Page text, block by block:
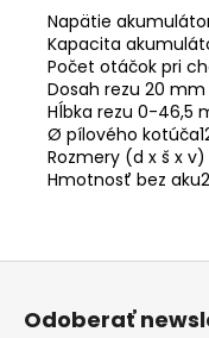
Napätie
Kapacita
Počet otáčok pri
Dosah rezu 20 mm
Hĺbka rezu 0-46,5
Ø pílového
Rozmery (d x š x v)
Hmotnosť bez
Z
Odoberať